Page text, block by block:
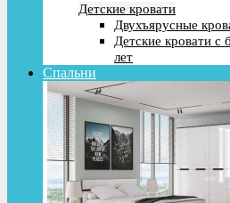
Детские кровати
Двухъярусные
Детские кровати
лет
Спальни